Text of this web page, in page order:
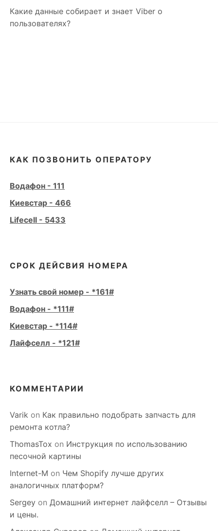
Какие данные собирает и знает Viber о
пользователях?
КАК ПОЗВОНИТЬ ОПЕРАТОРУ
Водафон - 111
Киевстар - 466
Lifecell - 5433
СРОК ДЕЙСВИЯ НОМЕРА
Узнать свой номер - *161#
Водафон - *111#
Киевстар - *114#
Лайфселл - *121#
КОММЕНТАРИИ
Varik on Как правильно подобрать запчасть для
ремонта котла?
ThomasTox on Инструкция по использованию
песочной картины
Internet-M on Чем Shopify лучше других
аналогичных платформ?
Sergey on Домашний интернет лайфселл – Отзывы
и цены.